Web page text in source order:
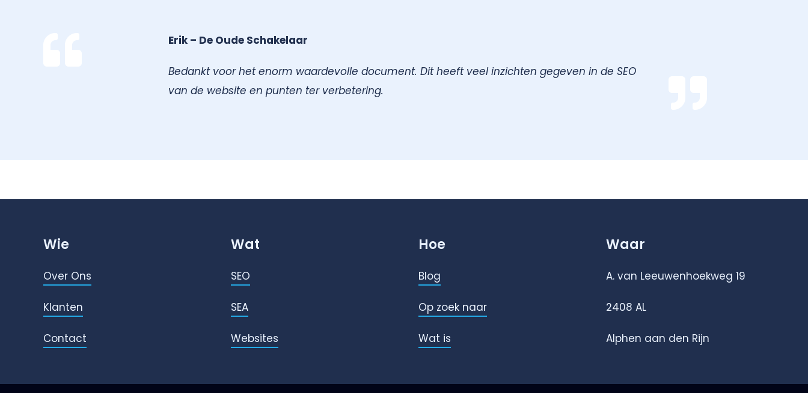
Erik – De Oude Schakelaar
Bedankt voor het enorm waardevolle document. Dit heeft veel inzichten gegeven in de SEO
van de website en punten ter verbetering.
Wie
Over Ons
Klanten
Contact
Wat
SEO
SEA
Websites
Hoe
Blog
Op zoek naar
Wat is
Waar
A. van Leeuwenhoekweg 19
2408 AL
Alphen aan den Rijn